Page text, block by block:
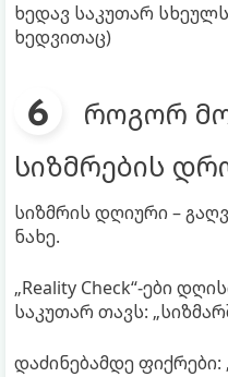
ხედავ საკუთარ
ხედვითაც)
როგორ
სიზმრების
სიზმრის დღიური –
ნახე.
„Reality Check“-ები
საკუთარ თავს:
დაძინებამდე ფიქრები: